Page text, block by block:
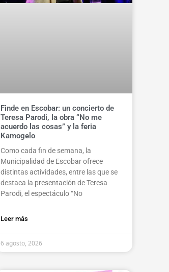
Finde en Escobar: un concierto de
Teresa Parodi, la obra “No me
acuerdo las cosas” y la feria
Kamogelo
Como cada fin de semana, la
Municipalidad de Escobar ofrece
distintas actividades, entre las que se
destaca la presentación de Teresa
Parodi, el espectáculo “No
Leer más
6 agosto, 2026